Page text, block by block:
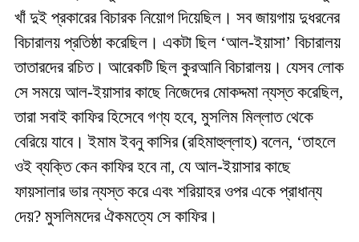
খাঁ দুই প্রকারের বিচারক নিয়োগ দিয়েছিল। সব জায়গায় দুধরনের
বিচারালয় প্রতিষ্ঠা করেছিল। একটা ছিল ‘আল-ইয়াসা’ বিচারালয়
তাতারদের রচিত। আরেকটি ছিল কুরআনি বিচারালয়। যেসব লোক
সে সময়ে আল-ইয়াসার কাছে নিজেদের মোকদ্দমা ন্যস্ত করেছিল,
তারা সবাই কাফির হিসেবে গণ্য হবে, মুসলিম মিল্লাত থেকে
বেরিয়ে যাবে। ইমাম ইবনু কাসির (রহিমাহুল্লাহ) বলেন, ‘তাহলে
ওই ব্যক্তি কেন কাফির হবে না, যে আল-ইয়াসার কাছে
ফায়সালার ভার ন্যস্ত করে এবং শরিয়াহর ওপর একে প্রাধান্য
দেয়? মুসলিমদের ঐকমত্যে সে কাফির।